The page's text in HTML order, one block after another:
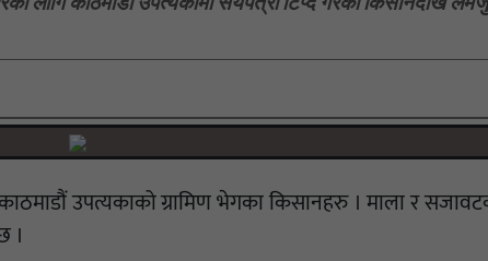
उपत्यकाको ग्रामिण भेगका किसानहरु । माला र
।